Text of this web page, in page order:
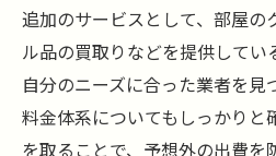
追加のサービスとして、部屋の
ル品の買取りなどを提供してい
自分のニーズに合った業者を見
料金体系についてもしっかりと
を取ることで、予想外の出費を